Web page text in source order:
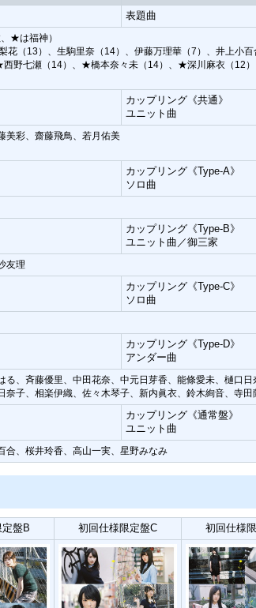
表題曲
★は福神）
花（13）、生駒里奈（14）、伊藤万理華（7）、井上
野七瀬（14）、★橋本奈々未（14）、★深川麻衣（12）
カップリング《共通》
ユニット曲
美彩、齋藤飛鳥、若月佑美
カップリング《Type-A》
ソロ曲
カップリング《Type-B》
ユニット曲／御三家
友理
カップリング《Type-C》
ソロ曲
カップリング《Type-D》
アンダー曲
る、斉藤優里、中田花奈、中元日芽香、能條愛未、樋口
奈子、相楽伊織、佐々木琴子、新内眞衣、鈴木絢音、寺
カップリング《通常盤》
ユニット曲
合、桜井玲香、高山一実、星野みなみ
盤B 初回仕様限定盤C 初回仕様